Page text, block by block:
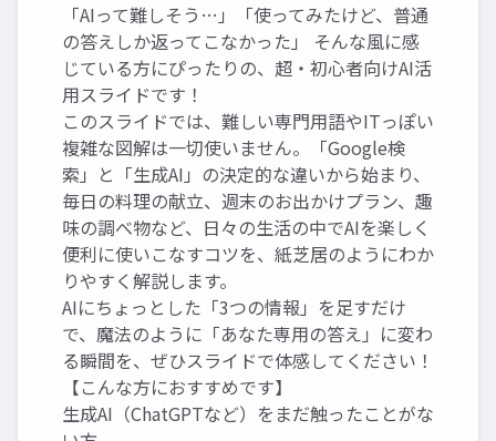
「AIって難しそう…」「使ってみたけど、普通
の答えしか返ってこなかった」 そんな風に感
じている方にぴったりの、超・初心者向けAI活
用スライドです！
このスライドでは、難しい専門用語やITっぽい
複雑な図解は一切使いません。「Google検
索」と「生成AI」の決定的な違いから始まり、
毎日の料理の献立、週末のお出かけプラン、趣
味の調べ物など、日々の生活の中でAIを楽しく
便利に使いこなすコツを、紙芝居のようにわか
りやすく解説します。
AIにちょっとした「3つの情報」を足すだけ
で、魔法のように「あなた専用の答え」に変わ
る瞬間を、ぜひスライドで体感してください！
【こんな方におすすめです】
生成AI（ChatGPTなど）をまだ触ったことがな